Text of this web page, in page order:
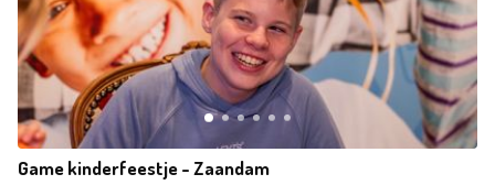
Game kinderfeestje - Zaandam